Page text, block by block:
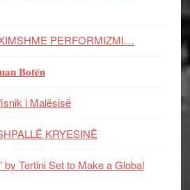
PERFORMIZMI…
𝐁𝐨𝐭𝐞̈𝐧
i Malësisë
KRYESINË
by Tertini Set to Make a Global